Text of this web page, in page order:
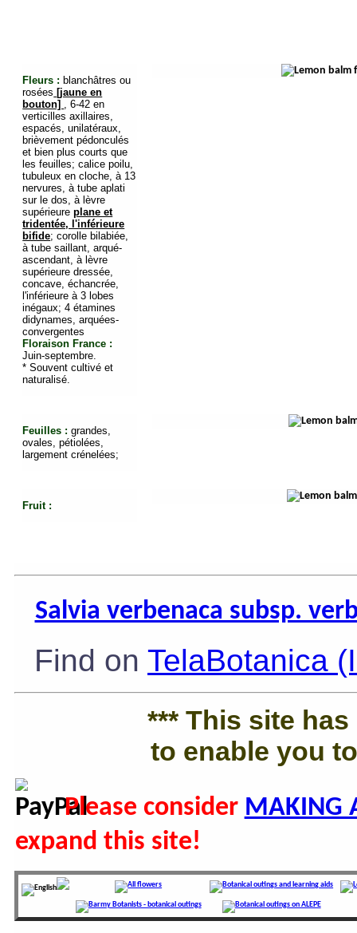
Fleurs : blanchâtres ou
rosées [jaune en
bouton] , 6-42 en
verticilles axillaires,
espacés, unilatéraux,
brièvement pédonculés
et bien plus courts que
les feuilles; calice poilu,
tubuleux en cloche, à 13
nervures, à tube aplati
sur le dos, à lèvre
supérieureplane et
tridentée, l'inférieure
bifide; corolle bilabiée,
à tube saillant, arqué-
ascendant, à lèvre
supérieure dressée,
concave, échancrée,
l'inférieure à 3 lobes
inégaux; 4 étamines
didynames, arquées-
convergentes
Floraison France :
Juin-septembre.
* Souvent cultivé et
naturalisé.
Feuilles :grandes,
ovales, pétiolées,
largement crénelées;
Fruit :
Salvia verbenaca subsp.
Find on TelaBotanica
*** This site
to enable you
Please consider MAKING
expand this site!